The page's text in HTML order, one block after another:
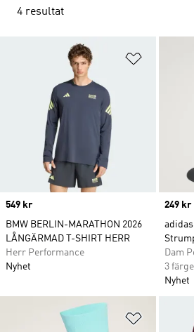
4 resultat
Lägg till
Price
549 kr
BMW BERLIN-MARATHON 2026
LÅNGÄRMAD T-SHIRT HERR
Herr Performance
Nyhet
Price
249 kr
Dam
3
Nyhet
Lägg till